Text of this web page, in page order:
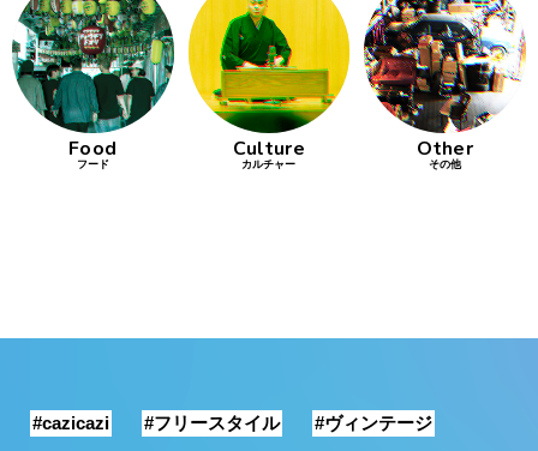
Food
フード
Culture
カルチャー
Other
その他
#cazicazi #フリースタイル #ヴィンテージ